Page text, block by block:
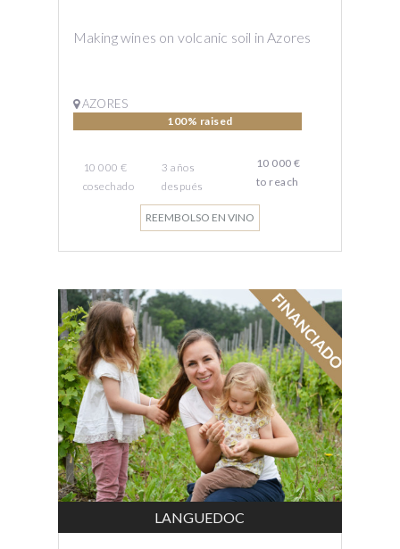
Making wines on volcanic soil in Azores
AZORES
100% raised
10 000 €
cosechado
3 años
después
10 000 €
to reach
REEMBOLSO EN VINO
LANGUEDOC